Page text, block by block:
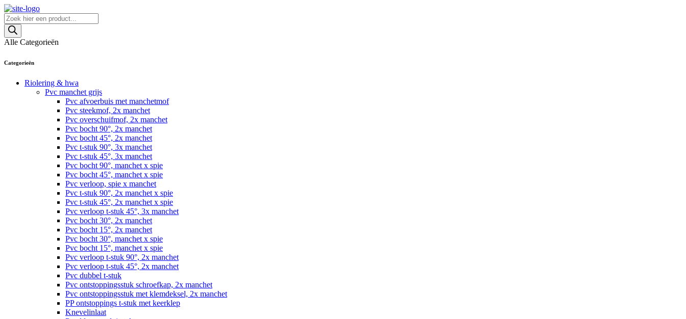
Skip
to
content
Producten
zoeken
Alle Categorieën
Categorieën
Riolering & hwa
Pvc manchet grijs
Pvc afvoerbuis met manchetmof
Pvc steekmof, 2x manchet
Pvc overschuifmof, 2x manchet
Pvc bocht 90°, 2x manchet
Pvc bocht 45°, 2x manchet
Pvc t-stuk 90°, 3x manchet
Pvc t-stuk 45°, 3x manchet
Pvc bocht 90°, manchet x spie
Pvc bocht 45°, manchet x spie
Pvc verloop, spie x manchet
Pvc t-stuk 90°, 2x manchet x spie
Pvc t-stuk 45°, 2x manchet x spie
Pvc verloop t-stuk 45°, 3x manchet
Pvc bocht 30°, 2x manchet
Pvc bocht 15°, 2x manchet
Pvc bocht 30°, manchet x spie
Pvc bocht 15°, manchet x spie
Pvc verloop t-stuk 90°, 2x manchet
Pvc verloop t-stuk 45°, 2x manchet
Pvc dubbel t-stuk
Pvc ontstoppingsstuk schroefkap, 2x manchet
Pvc ontstoppingsstuk met klemdeksel, 2x manchet
PP ontstoppings t-stuk met keerklep
Knevelinlaat